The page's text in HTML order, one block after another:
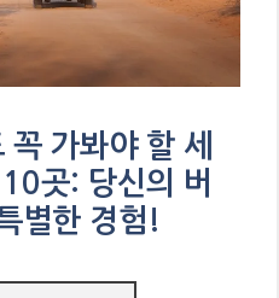
가봐야 할 세
곳: 당신의 버
별한 경험!